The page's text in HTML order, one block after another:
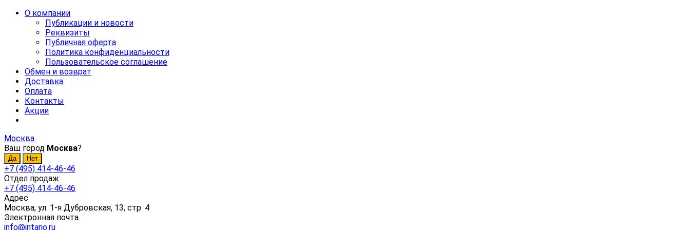
О компании
Публикации и новости
Реквизиты
Публичная оферта
Политика конфиденциальности
Пользовательское соглашение
Обмен и возврат
Доставка
Оплата
Контакты
Акции
Москва
Ваш город Москва?
+7 (495) 414-46-46
Отдел продаж:
+7 (495) 414-46-46
Адрес
Москва, ул. 1-я Дубровская, 13, стр. 4
Электронная почта
info@intario.ru